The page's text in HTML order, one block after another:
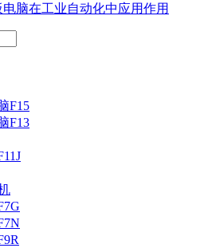
电脑在工业自动化中应用作用
F15
F13